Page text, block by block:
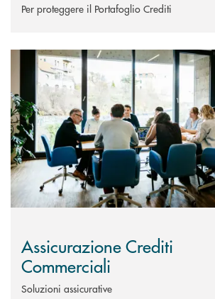
Per proteggere il Portafoglio Crediti
Scopri di più Assicurazione Crediti Commerciali
Assicurazione Crediti
Commerciali
Soluzioni assicurative